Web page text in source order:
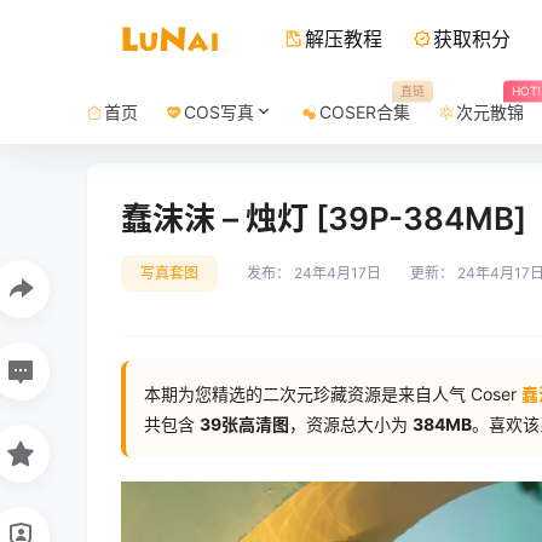
解压教程 获取积分
首页 COS写真 COSER合集
直链
次元散锦
HOT!
蠢沫沫 – 烛灯 [39P-384MB]
写真套图 发布： 24年4月17日 更新： 24年4月17
本期为您精选的二次元珍藏资源是来自人气 Coser 蠢
共包含 39张高清图，资源总大小为 384MB。喜欢